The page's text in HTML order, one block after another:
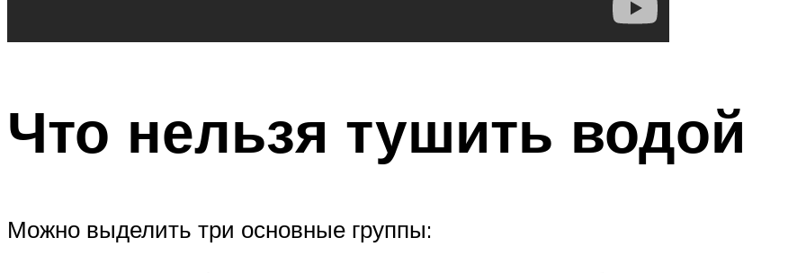
Что нельзя тушить водой
Можно выделить три основные группы: